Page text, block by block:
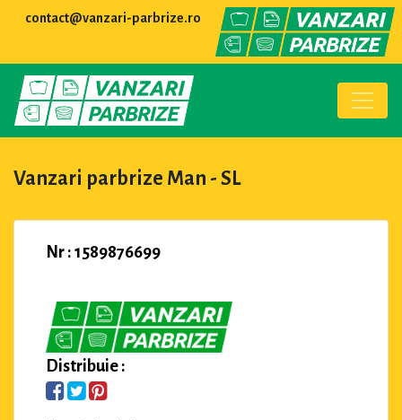
contact@vanzari-parbrize.ro
Vanzari parbrize Man - SL
Nr : 1589876699
Distribuie :